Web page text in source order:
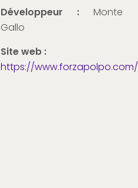
Développeur :Monte
Gallo
Site web :
https://www.forzapolpo.com/